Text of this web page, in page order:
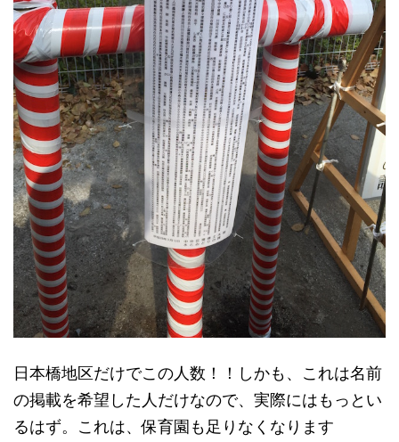
日本橋地区だけでこの人数！！しかも、これは名前
の掲載を希望した人だけなので、実際にはもっとい
るはず。これは、保育園も足りなくなります